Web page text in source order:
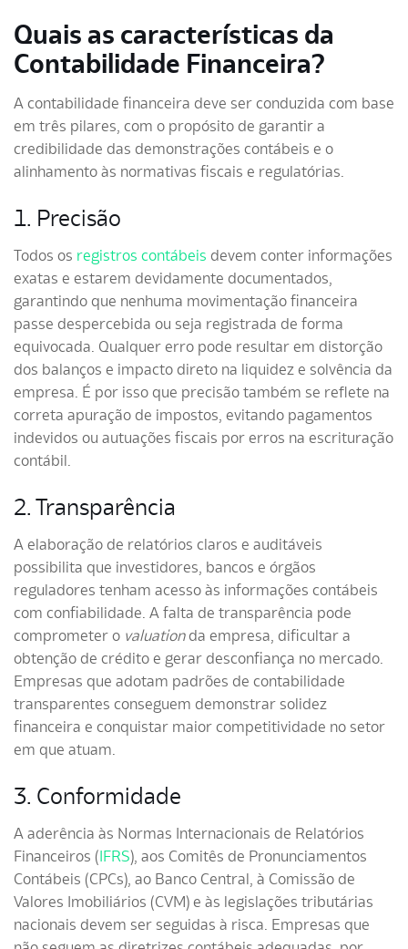
Quais as características da
Contabilidade Financeira?
A contabilidade financeira deve ser conduzida com base
em três pilares, com o propósito de garantir a
credibilidade das demonstrações contábeis e o
alinhamento às normativas fiscais e regulatórias.
1. Precisão
Todos os registros contábeis devem conter informações
exatas e estarem devidamente documentados,
garantindo que nenhuma movimentação financeira
passe despercebida ou seja registrada de forma
equivocada. Qualquer erro pode resultar em distorção
dos balanços e impacto direto na liquidez e solvência da
empresa. É por isso que precisão também se reflete na
correta apuração de impostos, evitando pagamentos
indevidos ou autuações fiscais por erros na escrituração
contábil.
2. Transparência
A elaboração de relatórios claros e auditáveis
possibilita que investidores, bancos e órgãos
reguladores tenham acesso às informações contábeis
com confiabilidade. A falta de transparência pode
comprometer o valuationda empresa, dificultar a
obtenção de crédito e gerar desconfiança no mercado.
Empresas que adotam padrões de contabilidade
transparentes conseguem demonstrar solidez
financeira e conquistar maior competitividade no setor
em que atuam.
3. Conformidade
A aderência às Normas Internacionais de Relatórios
Financeiros (IFRS), aos Comitês de Pronunciamentos
Contábeis (CPCs), ao Banco Central, à Comissão de
Valores Imobiliários (CVM) e às legislações tributárias
nacionais devem ser seguidas à risca. Empresas que